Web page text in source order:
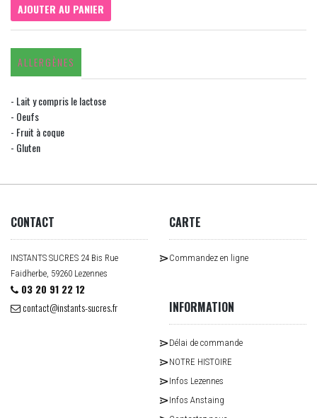
AJOUTER AU PANIER
ALLERGÈNES
- Lait y compris le lactose
- Oeufs
- Fruit à coque
- Gluten
CONTACT
INSTANTS SUCRES 24 Bis Rue
Faidherbe, 59260 Lezennes
03 20 91 22 12
contact@instants-sucres.fr
CARTE
Commandez en ligne
INFORMATION
Délai de commande
NOTRE HISTOIRE
Infos Lezennes
Infos Anstaing